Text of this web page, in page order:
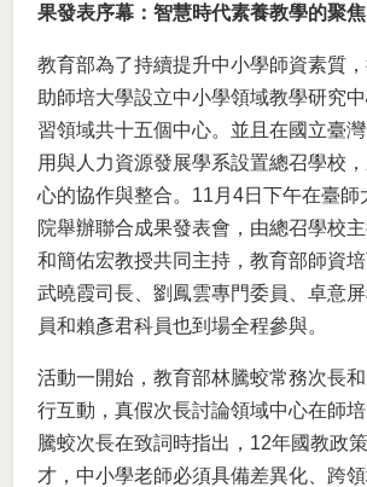
果發表序幕：智慧時代素養教學的聚焦
教育部為了持續提升中小學師資素質
助師培大學設立中小學領域教學研究
習領域共十五個中心。並且在國立臺
用與人力資源發展學系設置總召學校
心的協作與整合。11月4日下午在臺師
院舉辦聯合成果發表會，由總召學校
和簡佑宏教授共同主持，教育部師資
武曉霞司長、劉鳳雲專門委員、卓意
員和賴彥君科員也到場全程參與。
活動一開始，教育部林騰蛟常務次長
行互動，真假次長討論領域中心在師
騰蛟次長在致詞時指出，12年國教政
才，中小學老師必須具備差異化、跨